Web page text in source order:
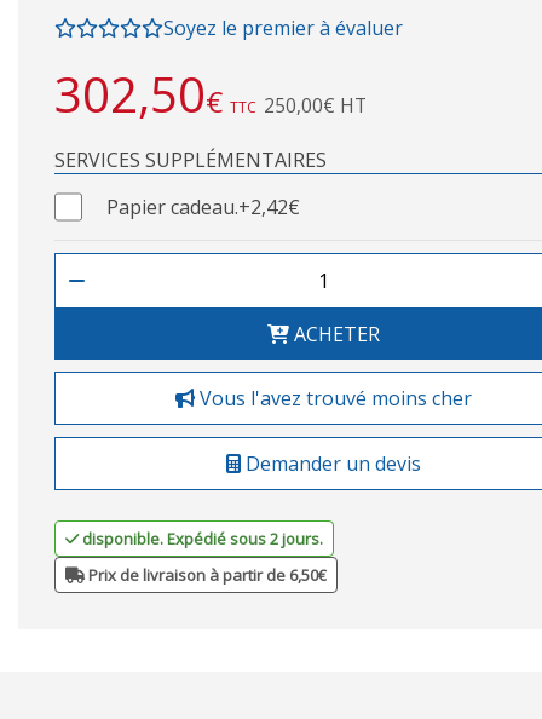
Soyez le premier à évaluer
302,50€ TTC 250,00€ HT
SERVICES SUPPLÉMENTAIRES
Papier cadeau.+2,42€
ACHETER
Vous l'avez trouvé moins cher
Demander un devis
disponible. Expédié sous 2 jours.
Prix de livraison à partir de 6,50€